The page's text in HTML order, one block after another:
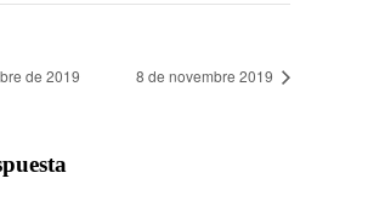
de 2019 8 de novembre 2019